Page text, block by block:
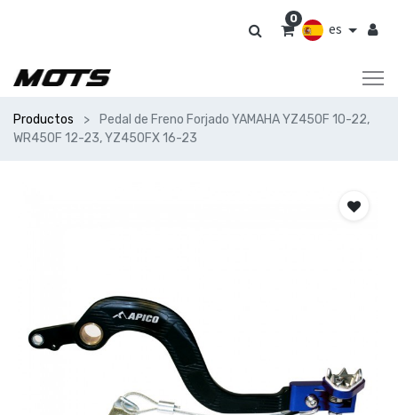
es
0
Productos
Pedal de Freno Forjado YAMAHA YZ450F 10-22,
WR450F 12-23, YZ450FX 16-23